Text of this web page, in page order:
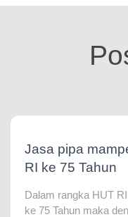
Jasa pipa
RI ke 75 Tahun
Dalam rangka HUT
ke 75 Tahun maka